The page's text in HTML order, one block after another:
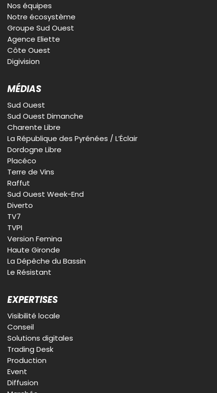
Nos équipes
Notre écosystème
Groupe Sud Ouest
Agence Eliette
Côte Ouest
Digivision
MÉDIAS
Sud Ouest
Sud Ouest Dimanche
Charente Libre
La République des Pyrénées / L’Éclair
Dordogne Libre
Placéco
Terre de Vins
Raffut
Sud Ouest Week-End
Diverto
TV7
TVPI
Version Femina
Haute Gironde
La Dépêche du Bassin
Le Résistant
EXPERTISES
Visibilité locale
Conseil
Solutions digitales
Trading Desk
Production
Event
Diffusion